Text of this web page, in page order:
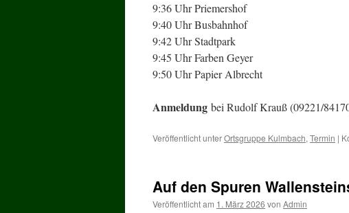
9:36 Uhr Priemershof
9:40 Uhr Busbahnhof
9:42 Uhr Stadtpark
9:45 Uhr Farben Geyer
9:50 Uhr Papier Albrecht
Anmeldung bei Rudolf Krauß (09221/
Veröffentlicht unterOrtsgruppe Kulmbach, Termin |
Auf den Spuren
Veröffentlicht am 1. März 2026 von Admin